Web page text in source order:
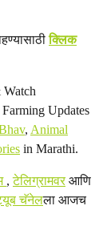
क्लिक
Watch
Updates
, Animal
in Marathi.
,टेलिग्रामवरआणि
चॅनेलला आजच